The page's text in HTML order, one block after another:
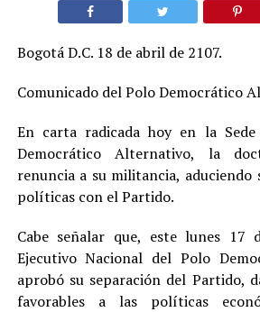
Bogotá D.C. 18 de abril de 2107.
Comunicado del Polo Democrático
En carta radicada hoy en la
Democrático Alternativo, la
renuncia a su militancia, aduciendo
políticas con el Partido.
Cabe señalar que, este lunes 17
Ejecutivo Nacional del Polo
aprobó su separación del Partido,
favorables a las políticas